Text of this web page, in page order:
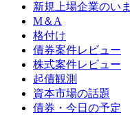
新規上場企業のいま
M＆A
格付け
債券案件レビュー
株式案件レビュー
起債観測
資本市場の話題
債券・今日の予定